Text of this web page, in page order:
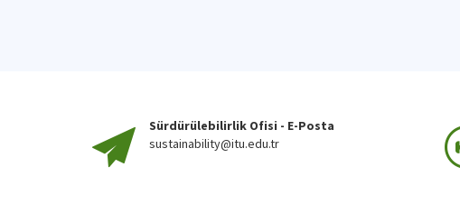
Sürdürülebilirlik Ofisi - E-Posta
sustainability@itu.edu.tr